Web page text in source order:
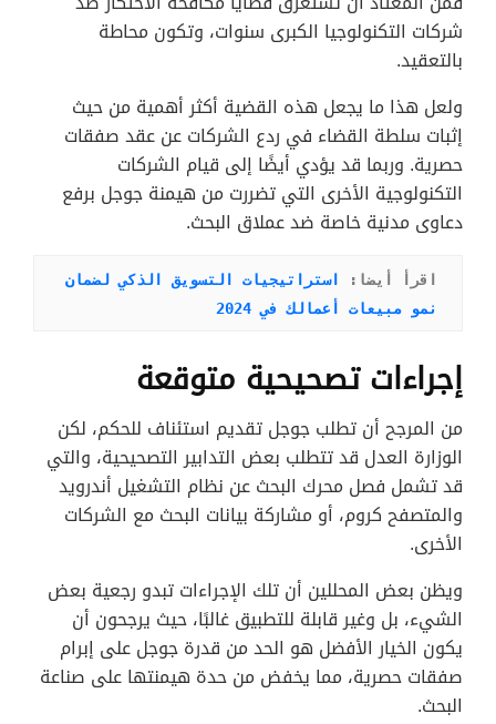
شركات التكنولوجيا الكبرى سنوات، وتكون محاطة
بالتعقيد.
ولعل هذا ما يجعل هذه القضية أكثر أهمية من حيث
إثبات سلطة القضاء في ردع الشركات عن عقد صفقات
حصرية. وربما قد يؤدي أيضًا إلى قيام الشركات
التكنولوجية الأخرى التي تضررت من هيمنة جوجل برفع
دعاوى مدنية خاصة ضد عملاق البحث.
اقرأ أيضا:
استراتيجيات التسويق الذكي لضمان
نمو مبيعات أعمالك في 2024
إجراءات تصحيحية متوقعة
من المرجح أن تطلب جوجل تقديم استئناف للحكم، لكن
الوزارة العدل قد تتطلب بعض التدابير التصحيحية، والتي
قد تشمل فصل محرك البحث عن نظام التشغيل أندرويد
والمتصفح كروم، أو مشاركة بيانات البحث مع الشركات
الأخرى.
ويظن بعض المحللين أن تلك الإجراءات تبدو رجعية بعض
الشيء، بل وغير قابلة للتطبيق غالبًا، حيث يرجحون أن
يكون الخيار الأفضل هو الحد من قدرة جوجل على إبرام
صفقات حصرية، مما يخفض من حدة هيمنتها على صناعة
البحث.